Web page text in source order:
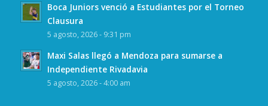
Boca Juniors venció a Estudiantes por el Torneo
Clausura
5 agosto, 2026 - 9:31 pm
Maxi Salas llegó a Mendoza para sumarse a
Independiente Rivadavia
5 agosto, 2026 - 4:00 am